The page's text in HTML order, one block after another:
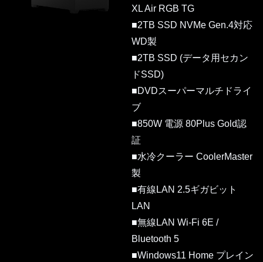
XL Air RGB TG
■2TB SSD NVMe Gen.4対応
WD製
■2TB SSD (データ用セカン
ドSSD)
■DVDスーパーマルチドライ
ブ
■850W 電源 80Plus Gold認
証
■水冷クーラー CoolerMaster
製
■有線LAN 2.5ギガビット
LAN
■無線LAN Wi-Fi 6E /
Bluetooth 5
■Windows11 Home プレイン